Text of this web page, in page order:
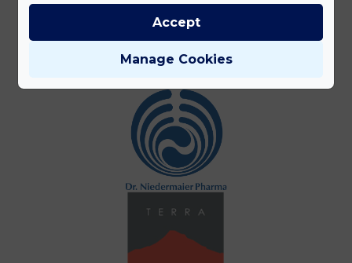
Manage Cookies
Accept